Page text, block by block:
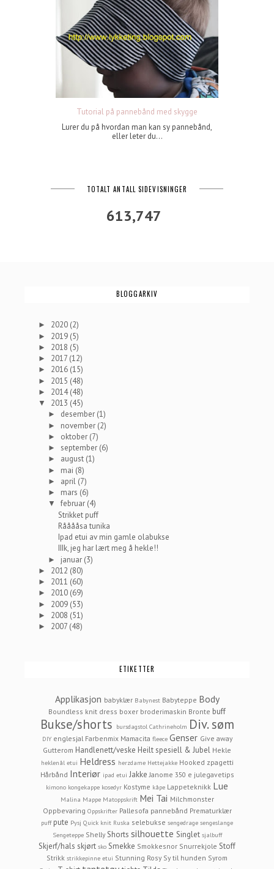
Tutorial på pannebånd med skygge
Lurer du på hvordan man kan sy pannebånd,
eller leter du...
TOTALT ANTALL SIDEVISNINGER
613,747
BLOGGARKIV
► 2020 (2)
► 2019 (5)
► 2018 (5)
► 2017 (12)
► 2016 (15)
► 2015 (48)
► 2014(48)
▼ 2013 (45)
► desember (1)
► november (2)
► oktober (7)
►september (6)
► august (1)
► mai (8)
► april (7)
► mars (6)
▼februar (4)
Strikket puff
Rååååsa tunika
Ipad etui av min gamle olabukse
IIIk, jeg har lært meg å hekle!!
► januar (3)
► 2012 (80)
► 2011 (60)
► 2010 (69)
► 2009 (53)
► 2008 (51)
► 2007 (48)
ETIKETTER
Applikasjon babyklær Babynest Babyteppe Body
Boundless knit dress boxer broderimaskin Bronte buff
Bukse/shorts bursdagstol Cathrineholm Div. søm
DIY englesjal Farbenmix Mamacita fleece Genser Give away
Gutterom Handlenett/veske Heilt spesiell & Jubel Hekle
heklenål etui Heldress herzdame Hettejakke Hooked zpagetti
Hårbånd Interiør ipad etui Jakke Janome 350 e julegavetips
kimono kongekappe kosedyr Kostyme kåpe Lappeteknikk Lue
Malina Mappe Matoppskrift Mei Tai Milchmonster
Oppbevaring Oppskrifter Pallesofa pannebånd Prematurklær
puff pute Pysj Quick knit Ruska selebukse sengedrage sengeslange
Sengeteppe Shelly Shorts silhouette Singlet sjalbuff
Skjerf/hals skjørt sko Smekke Smokkesnor Snurrekjole Stoff
Strikk strikkepinne etui Stunning Rosy Sy til hunden Syrom